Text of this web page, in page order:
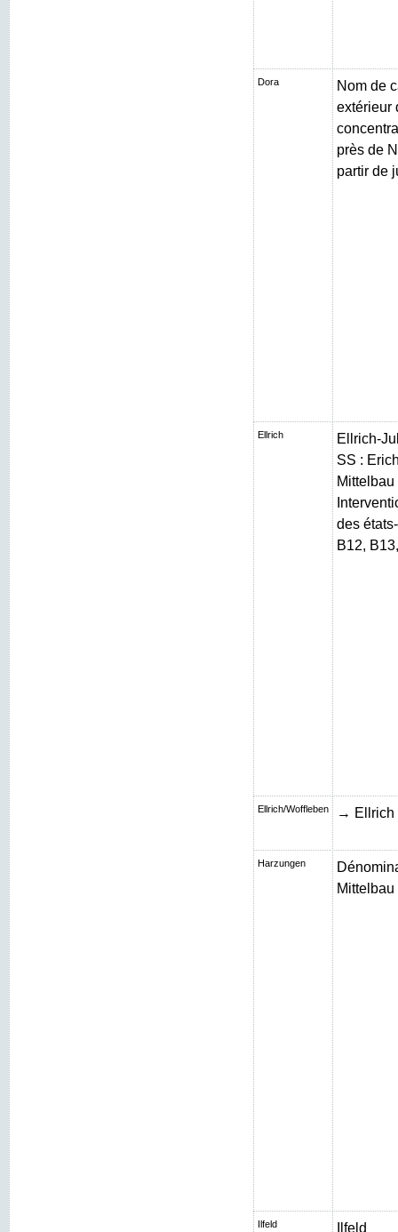
Dora
Nom de
extérieur
près de
partir de
Ellrich
Ellrich-
SS :
Mittelbau
des
B12,
Ellrich/Woffleben → Ellrich
Harzungen
Mittelbau
Ilfeld Ilfeld